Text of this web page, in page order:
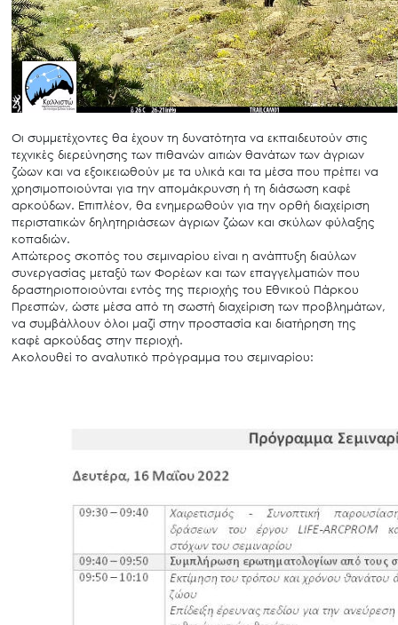
Οι συμμετέχοντες θα έχουν τη δυνατότητα να εκπαιδευτούν στις
τεχνικές διερεύνησης των πιθανών αιτιών θανάτων των άγριων
ζώων και να εξοικειωθούν με τα υλικά και τα μέσα που πρέπει να
χρησιμοποιούνται για την απομάκρυνση ή τη διάσωση καφέ
αρκούδων. Επιπλέον, θα ενημερωθούν για την ορθή διαχείριση
περιστατικών δηλητηριάσεων άγριων ζώων και σκύλων φύλαξης
κοπαδιών.
Απώτερος σκοπός του σεμιναρίου είναι η ανάπτυξη διαύλων
συνεργασίας μεταξύ των Φορέων και των επαγγελματιών που
δραστηριοποιούνται εντός της περιοχής του Εθνικού Πάρκου
Πρεσπών, ώστε μέσα από τη σωστή διαχείριση των προβλημάτων,
να συμβάλλουν όλοι μαζί στην προστασία και διατήρηση της
καφέ αρκούδας στην περιοχή.
Ακολουθεί το αναλυτικό πρόγραμμα του σεμιναρίου: